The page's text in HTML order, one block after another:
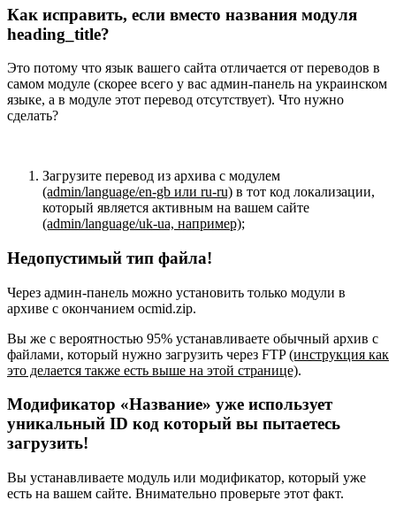
Как исправить, если вместо названия модуля
heading_title?
Это потому что язык вашего сайта отличается от переводов в
самом модуле (скорее всего у вас админ-панель на украинском
языке, а в модуле этот перевод отсутствует). Что нужно
сделать?
Загрузите перевод из архива с модулем
(admin/language/en-gb или ru-ru) в тот код локализации,
который является активным на вашем сайте
(admin/language/uk-ua, например);
Недопустимый тип файла!
Через админ-панель можно установить только модули в
архиве с окончанием ocmid.zip.
Вы же с вероятностью 95% устанавливаете обычный архив с
файлами, который нужно загрузить через FTP(инструкция как
это делается также есть выше на этой странице).
Модификатор «Название» уже использует
уникальный ID код который вы пытаетесь
загрузить!
Вы устанавливаете модуль или модификатор, который уже
есть на вашем сайте. Внимательно проверьте этот факт.